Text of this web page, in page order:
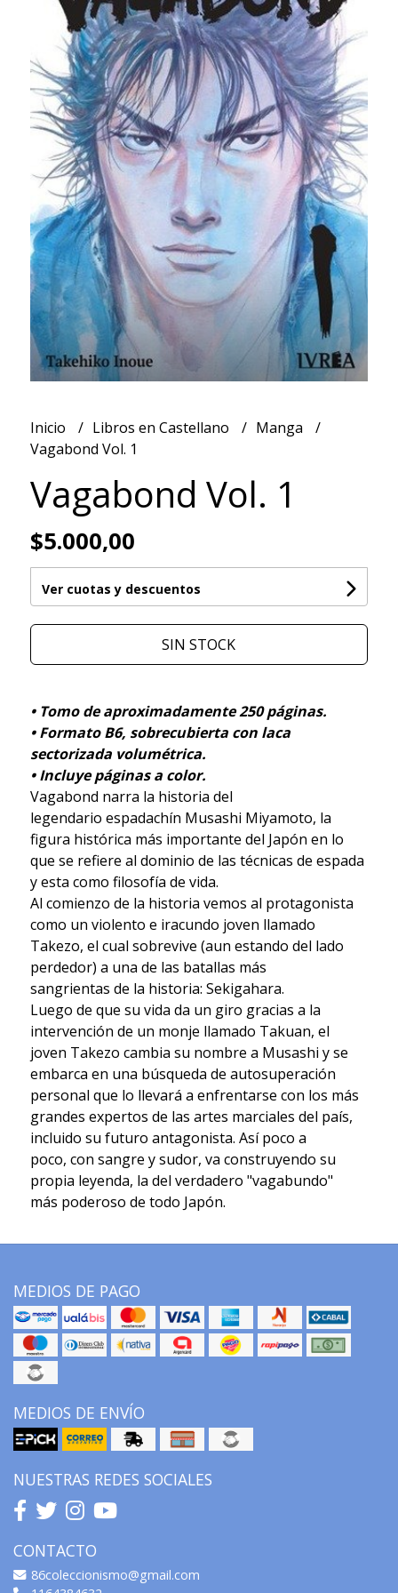
Inicio Libros en Castellano
Manga
Vagabond Vol. 1
Vagabond Vol. 1
$5.000,00
Ver cuotas y descuentos
SIN STOCK
• Tomo de aproximadamente 250 páginas.
• Formato B6, sobrecubierta con laca
sectorizada volumétrica.
• Incluye páginas a color.
Vagabond narra la historia del
legendario espadachín Musashi Miyamoto, la
figura histórica más importante del Japón en lo
que se refiere al dominio de las técnicas de espada
y esta como filosofía de vida.
Al comienzo de la historia vemos al protagonista
como un violento e iracundo joven llamado
Takezo, el cual sobrevive (aun estando del lado
perdedor) a una de las batallas más
sangrientas de la historia: Sekigahara.
Luego de que su vida da un giro gracias a la
intervención de un monje llamado Takuan, el
joven Takezo cambia su nombre a Musashi y se
embarca en una búsqueda de autosuperación
personal que lo llevará a enfrentarse con los más
grandes expertos de las artes marciales del país,
incluido su futuro antagonista. Así poco a
poco, con sangre y sudor, va construyendo su
propia leyenda, la del verdadero "vagabundo"
más poderoso de todo Japón.
MEDIOS DE PAGO
MEDIOS DE ENVÍO
NUESTRAS REDES SOCIALES
CONTACTO
86coleccionismo@gmail.com